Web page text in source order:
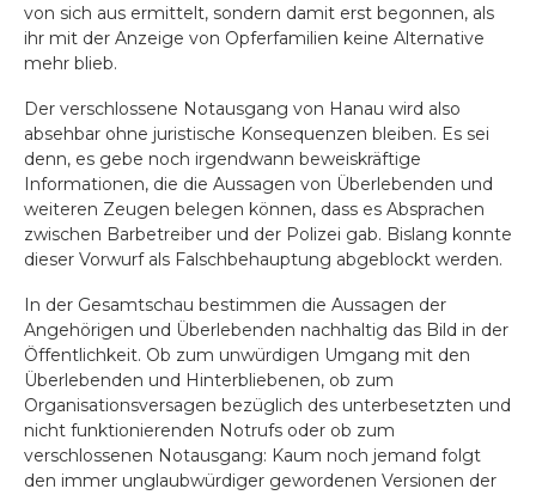
von sich aus ermittelt, sondern damit erst begonnen, als
ihr mit der Anzeige von Opferfamilien keine Alternative
mehr blieb.
Der verschlossene Notausgang von Hanau wird also
absehbar ohne juristische Konsequenzen bleiben. Es sei
denn, es gebe noch irgendwann beweiskräftige
Informationen, die die Aussagen von Überlebenden und
weiteren Zeugen belegen können, dass es Absprachen
zwischen Barbetreiber und der Polizei gab. Bislang konnte
dieser Vorwurf als Falschbehauptung abgeblockt werden.
In der Gesamtschau bestimmen die Aussagen der
Angehörigen und Überlebenden nachhaltig das Bild in der
Öffentlichkeit. Ob zum unwürdigen Umgang mit den
Überlebenden und Hinterbliebenen, ob zum
Organisationsversagen bezüglich des unterbesetzten und
nicht funktionierenden Notrufs oder ob zum
verschlossenen Notausgang: Kaum noch jemand folgt
den immer unglaubwürdiger gewordenen Versionen der